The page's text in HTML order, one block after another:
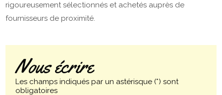
rigoureusement sélectionnés et achetés auprès de
fournisseurs de proximité.
Nous écrire
Les champs indiqués par un astérisque (*) sont
obligatoires